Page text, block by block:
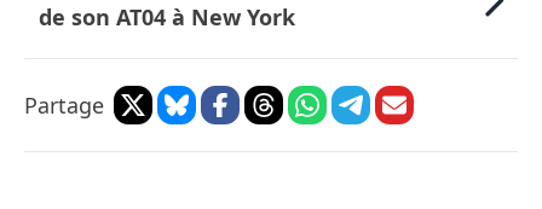
de son AT04 à New York
Partage